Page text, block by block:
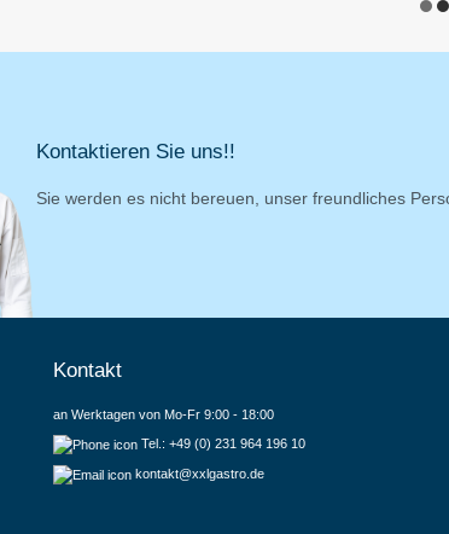
Kontaktieren Sie uns!!
Sie werden es nicht bereuen, unser freundliches
Kontakt
an Werktagen von Mo-Fr 9:00 - 18:00
Tel.: +49 (0) 231 964 196 10
kontakt@xxlgastro.de